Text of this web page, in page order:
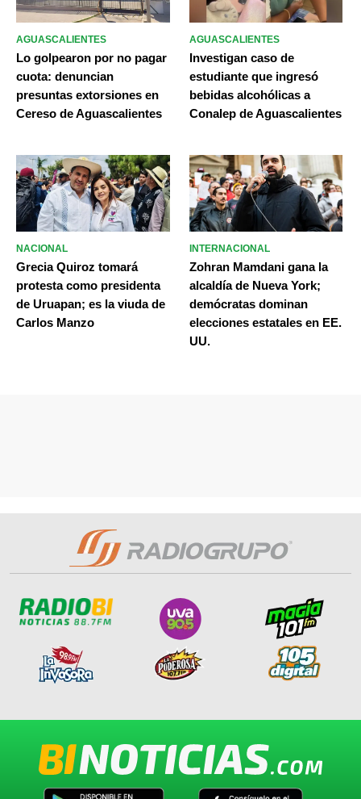
AGUASCALIENTES
Lo golpearon por no pagar
cuota: denuncian
presuntas extorsiones en
Cereso de Aguascalientes
AGUASCALIENTES
Investigan caso de
estudiante que ingresó
bebidas alcohólicas a
Conalep de Aguascalientes
NACIONAL
Grecia Quiroz tomará
protesta como presidenta
de Uruapan; es la viuda de
Carlos Manzo
INTERNACIONAL
Zohran Mamdani gana la
alcaldía de Nueva York;
demócratas dominan
elecciones estatales en EE.
UU.